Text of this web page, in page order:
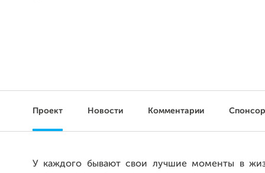
Проект Новости Комментарии
У каждого бывают свои лучшие моменты в